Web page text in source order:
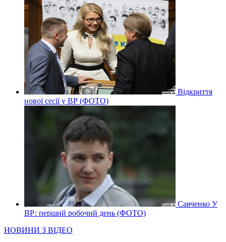
Відкриття
нової сесії у ВР (ФОТО)
Савченко У
ВР: перший робочий день (ФОТО)
НОВИНИ З ВІДЕО